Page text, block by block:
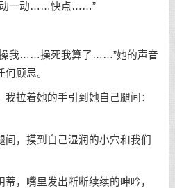
一动……快点……”
……操死我算了……”她的声音
顾忌。
拉着她的手引到她自己腿间：
，摸到自己湿润的小穴和我们
，嘴里发出断断续续的呻吟，